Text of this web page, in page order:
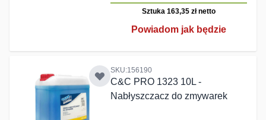
Sztuka 163,35 złnetto
Powiadom jak będzie
SKU:156190
C&C PRO 1323 10L -
Nabłyszczacz do zmywarek